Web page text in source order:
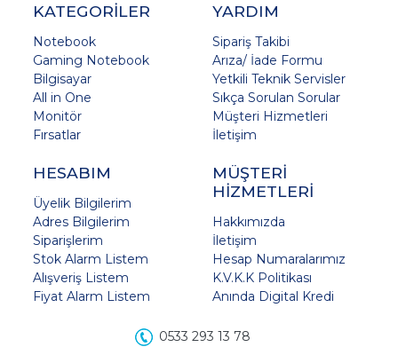
KATEGORİLER
Notebook
Gaming Notebook
Bilgisayar
All in One
Monitör
Fırsatlar
YARDIM
Sipariş Takibi
Arıza/ İade Formu
Yetkili Teknik Servisler
Sıkça Sorulan Sorular
Müşteri Hizmetleri
İletişim
HESABIM
Üyelik Bilgilerim
Adres Bilgilerim
Siparişlerim
Stok Alarm Listem
Alışveriş Listem
Fiyat Alarm Listem
MÜŞTERİ
HİZMETLERİ
Hakkımızda
İletişim
Hesap Numaralarımız
K.V.K.K Politikası
Anında Digital Kredi
0533 293 13 78